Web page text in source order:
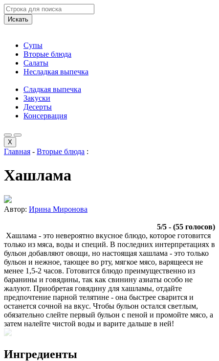
Искать
Супы
Вторые блюда
Салаты
Несладкая выпечка
Сладкая выпечка
Закуски
Десерты
Консервация
X
Главная - Вторые блюда :
Хашлама
Автор: Ирина Миронова
5/5 - (55 голосов)
Хашлама - это невероятно вкусное блюдо, которое готовится
только из мяса, воды и специй. В последних интерпретациях в
бульон добавляют овощи, но настоящая хашлама - это только
бульон и нежное, тающее во рту, мягкое мясо, варящееся не
менее 1,5-2 часов. Готовится блюдо преимущественно из
баранины и говядины, так как свинину азиаты особо не
жалуют. Приобретая говядину для хашламы, отдайте
предпочтение парной телятине - она быстрее сварится и
останется сочной на вкус. Чтобы бульон остался светлым,
обязательно слейте первый бульон с пеной и промойте мясо, а
затем налейте чистой воды и варите дальше в ней!
Ингредиенты